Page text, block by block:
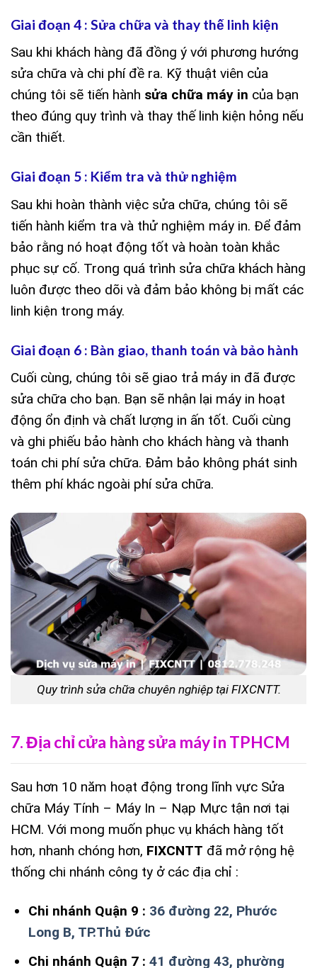
Giai đoạn 4 : Sửa chữa và thay thế linh kiện
Sau khi khách hàng đã đồng ý với phương hướng
sửa chữa và chi phí đề ra. Kỹ thuật viên của
chúng tôi sẽ tiến hành sửa chữa máy in của bạn
theo đúng quy trình và thay thế linh kiện hỏng nếu
cần thiết.
Giai đoạn 5 : Kiểm tra và thử nghiệm
Sau khi hoàn thành việc sửa chữa, chúng tôi sẽ
tiến hành kiểm tra và thử nghiệm máy in. Để đảm
bảo rằng nó hoạt động tốt và hoàn toàn khắc
phục sự cố. Trong quá trình sửa chữa khách hàng
luôn được theo dõi và đảm bảo không bị mất các
linh kiện trong máy.
Giai đoạn 6 : Bàn giao, thanh toán và bảo hành
Cuối cùng, chúng tôi sẽ giao trả máy in đã được
sửa chữa cho bạn. Bạn sẽ nhận lại máy in hoạt
động ổn định và chất lượng in ấn tốt. Cuối cùng
và ghi phiếu bảo hành cho khách hàng và thanh
toán chi phí sửa chữa. Đảm bảo không phát sinh
thêm phí khác ngoài phí sửa chữa.
Quy trình sửa chữa chuyên nghiệp tại FIXCNTT.
7. Địa chỉ cửa hàng sửa máy in TPHCM
Sau hơn 10 năm hoạt động trong lĩnh vực Sửa
chữa Máy Tính – Máy In – Nạp Mực tận nơi tại
HCM. Với mong muốn phục vụ khách hàng tốt
hơn, nhanh chóng hơn, FIXCNTT đã mở rộng hệ
thống chi nhánh công ty ở các địa chỉ :
Chi nhánh Quận 9 : 36 đường 22, Phước
Long B, TP.Thủ Đức
Chi nhánh Quận 7 : 41 đường 43, phường